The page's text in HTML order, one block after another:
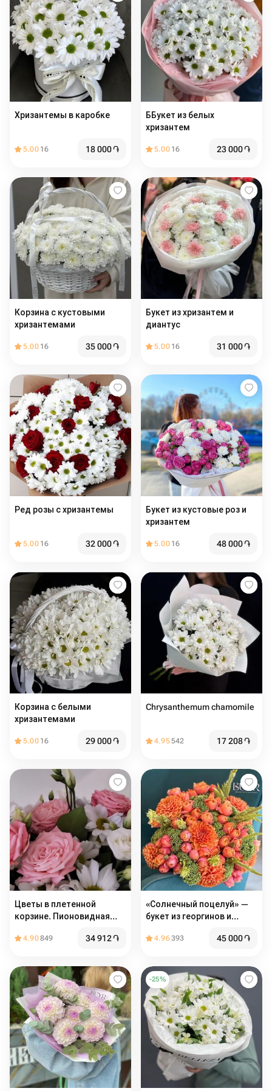
Хризантемы в каробке
5.00 16 18 000֏
ББукет из белых
хризантем
5.00 16 23 000֏
Корзина с кустовыми
хризантемами
5.00 16 35 000֏
Букет из хризантем и
диантус
5.00 16 31 000֏
Ред розы с хризантемы
5.00 16 32 000֏
Букет из кустовые роз и
хризантем
5.00 16 48 000֏
Корзина с белыми
хризантемами
5.00 16 29 000֏
Chrysanthemum chamomile
4.95542 17 208֏
Цветы в плетенной
корзине. Пионовидная
бомбастик и хризантема
4.90849 34 912֏
«Солнечный поцелуй» —
букет из георгинов и
4.96393 45 000֏
-25%